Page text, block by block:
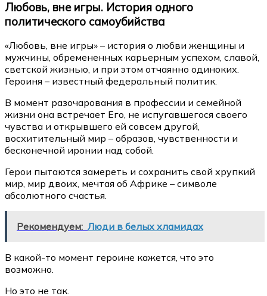
Любовь, вне игры. История одного
политического самоубийства
«Любовь, вне игры» – история о любви женщины и
мужчины, обремененных карьерным успехом, славой,
светской жизнью, и при этом отчаянно одиноких.
Героиня – известный федеральный политик.
В момент разочарования в профессии и семейной
жизни она встречает Его, не испугавшегося своего
чувства и открывшего ей совсем другой,
восхитительный мир – образов, чувственности и
бесконечной иронии над собой.
Герои пытаются замереть и сохранить свой хрупкий
мир, мир двоих, мечтая об Африке – символе
абсолютного счастья.
Рекомендуем: Люди в белых хламидах
В какой-то момент героине кажется, что это
возможно.
Но это не так.